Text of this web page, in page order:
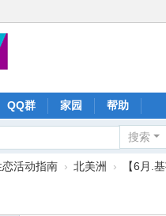
QQ群 家园 帮助
搜索
活动指南 › 北美洲 › 【6月.